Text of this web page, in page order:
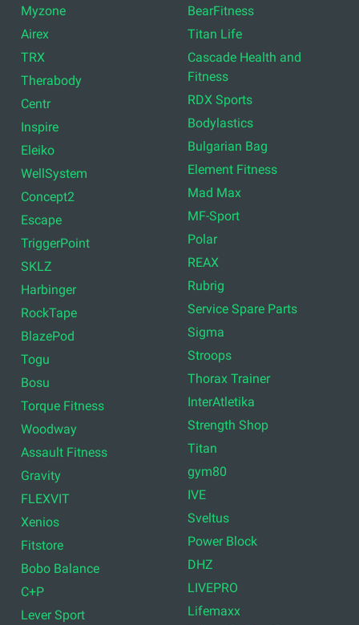
Myzone
Airex
TRX
Therabody
Centr
Inspire
Eleiko
WellSystem
Concept2
Escape
TriggerPoint
SKLZ
Harbinger
RockTape
BlazePod
Togu
Bosu
Torque Fitness
Woodway
Assault Fitness
Gravity
FLEXVIT
Xenios
Fitstore
Bobo Balance
C+P
Lever Sport
BearFitness
Titan Life
Cascade Health and
Fitness
RDX Sports
Bodylastics
Bulgarian Bag
Element Fitness
Mad Max
MF-Sport
Polar
REAX
Rubrig
Service Spare Parts
Sigma
Stroops
Thorax Trainer
InterAtletika
Strength Shop
Titan
gym80
IVE
Sveltus
Power Block
DHZ
LIVEPRO
Lifemaxx